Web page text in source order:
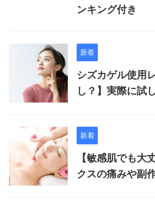
ンキング付き
新着
シズカゲル使用
し？】実際に試
新着
【敏感肌でも大
クスの痛みや副